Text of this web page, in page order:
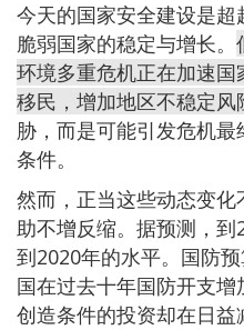
今天的国家安全建设是
脆弱国家的稳定与增长。
环境多重危机正在加速
移民，增加地区不稳定风
胁，而是可能引发危机
条件。
然而，正当这些动态变
助不增反缩。据预测，
到2020年的水平。国防
国在过去十年国防开支
创造条件的投资却在日益